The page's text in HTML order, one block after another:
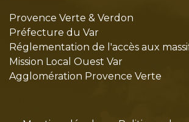
Provence Verte & Verdon
Préfecture du Var
Réglementation de l'accès aux
Mission Local Ouest Var
Agglomération Provence Verte